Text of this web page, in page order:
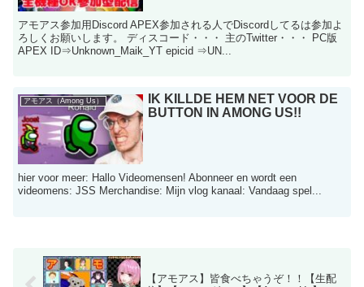
アモアス参加用Discord APEX参加される人でDiscordしてるは参加よ
ろしくお願いします。 ディスコード・・・ 主のTwitter・・・ PC版
APEX ID⇒Unknown_Maik_YT epicid ⇒UN...
アモアス（Among Us）
IK KILLDE HEM NET VOOR DE
BUTTON IN AMONG US!!
hier voor meer: Hallo Videomensen! Abonneer en wordt een
videomens: JSS Merchandise: Mijn vlog kanaal: Vandaag spel...
【アモアス】皆食べちゃうぞ！！【生配